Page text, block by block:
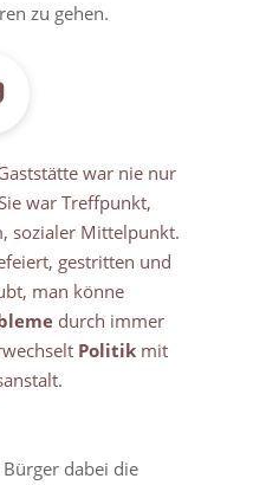
zu gehen.
war nie nur
war Treffpunkt,
sozialer Mittelpunkt.
gestritten und
man könne
durch immer
Politikmit
dabei die